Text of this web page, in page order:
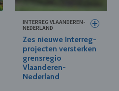
INTERREG VLAANDEREN-
NEDERLAND
Zes nieuwe Interreg-
projecten versterken
grensregio
Vlaanderen-
Nederland